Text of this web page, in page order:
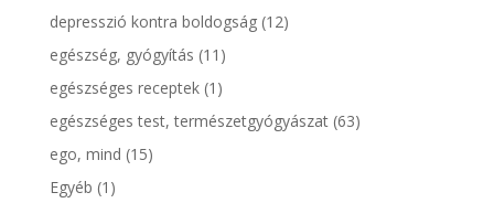
depresszió kontra boldogság(12)
egészség, gyógyítás (11)
egészséges receptek(1)
egészséges test, természetgyógyászat(63)
ego, mind (15)
Egyéb (1)